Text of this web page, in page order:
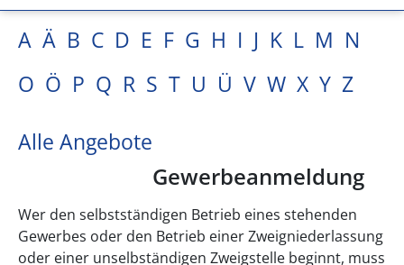
A Ä B C D E F G H I J K L M N
O Ö P Q R S T U Ü V W X Y Z
Alle Angebote
Gewerbeanmeldung
Wer den selbstständigen Betrieb eines stehenden
Gewerbes oder den Betrieb einer Zweigniederlassung
oder einer unselbständigen Zweigstelle beginnt, muss